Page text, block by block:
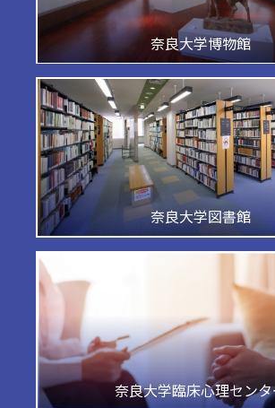
奈良大学博物館
奈良大学図書館
奈良大学臨床心理セン